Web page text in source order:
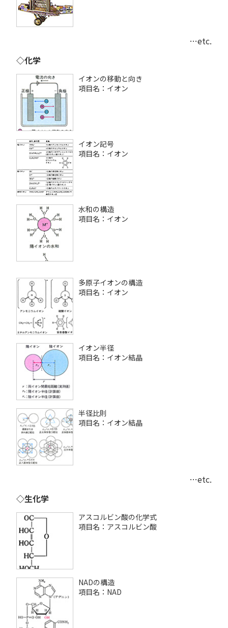
…etc.
◇化学
イオンの移動と向き
項目名：イオン
イオン記号
項目名：イオン
水和の構造
項目名：イオン
多原子イオンの構造
項目名：イオン
イオン半径
項目名：イオン結晶
半径比則
項目名：イオン結晶
…etc.
◇生化学
アスコルビン酸の化学式
項目名：アスコルビン酸
NADの構造
項目名：NAD